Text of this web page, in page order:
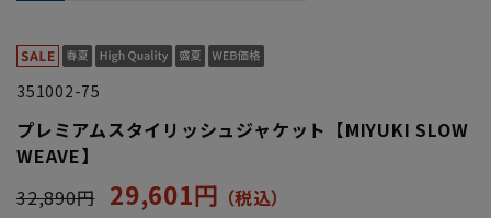
351002-75
プレミアムスタイリッシュジャケット【MIYUKI SLOW
WEAVE】
32,890円
29,601円